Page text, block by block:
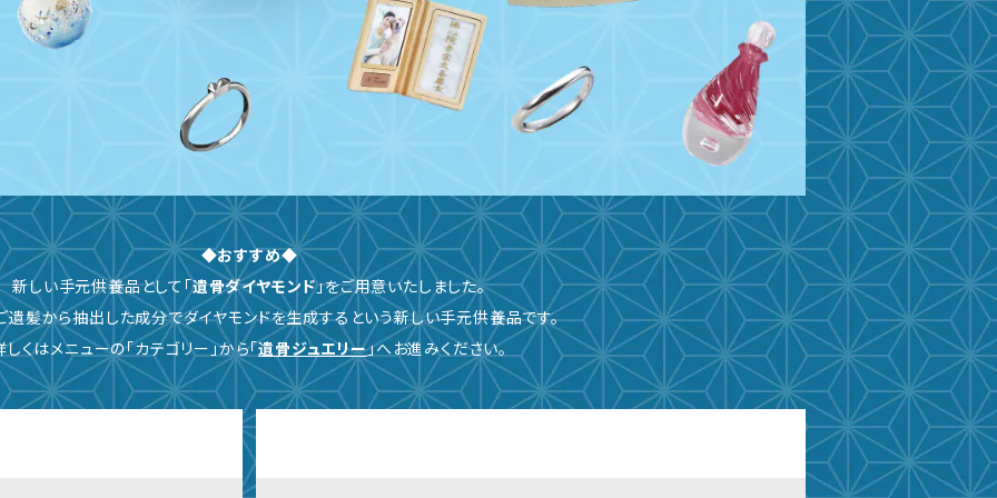
◆おすすめ◆
新しい手元供養品として「遺骨ダイヤモンド」をご用意いたしました。
遺髪から抽出した成分でダイヤモンドを生成するという新しい手元供養品です。
しくはメニューの「カテゴリー」から「遺骨ジュエリー」へお進みください。